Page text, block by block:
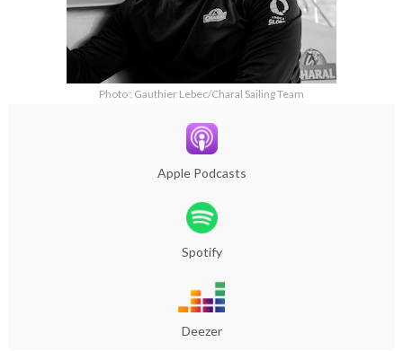
Photo : Gauthier Lebec/Charal Sailing Team
Apple Podcasts
Spotify
Deezer